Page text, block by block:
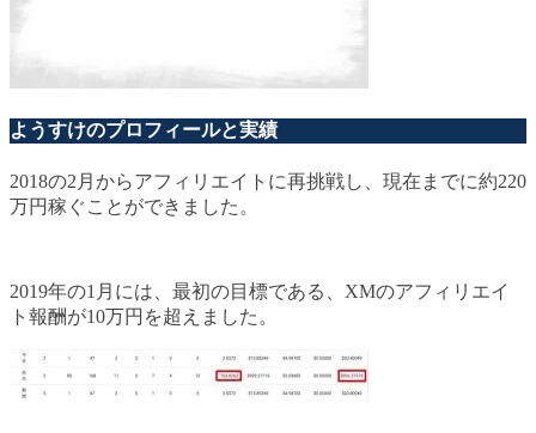
ようすけのプロフィールと実績
2018の2月からアフィリエイトに再挑戦し、現在までに約220
万円稼ぐことができました。
2019年の1月には、最初の目標である、XMのアフィリエイ
ト報酬が10万円を超えました。